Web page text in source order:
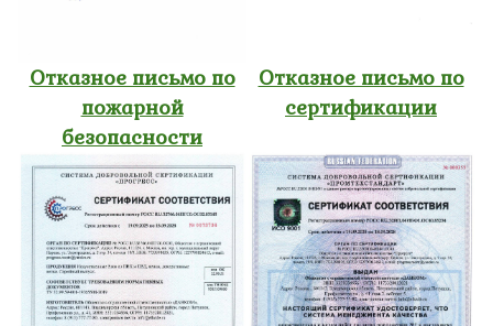
Отказное письмо по
пожарной
безопасности
Отказное письмо по
сертификации